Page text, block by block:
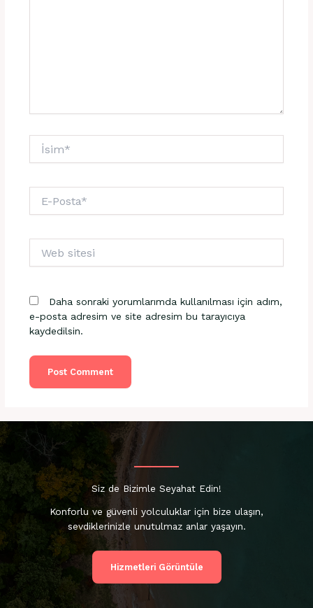
İsim*
Posta*
sitesi
Daha sonraki yorumlarımda kullanılması için adım,
e-posta adresim ve site adresim bu tarayıcıya
kaydedilsin.
Siz de Bizimle Seyahat Edin!
Konforlu ve güvenli yolculuklar için bize ulaşın,
sevdiklerinizle unutulmaz anlar yaşayın.
Hizmetleri Görüntüle